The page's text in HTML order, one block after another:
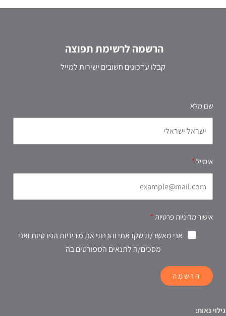
הרשמה לרשימת תפוצה
קבלו עדכונים חשובים ישירות למייל
שם מלא
אימייל
אישור מדיניות פרטיות
אני מאשר/ת שקראתי והבנתי את מדיניות הפרטיות ואני
מסכים/ה לתנאים המפורטים בה
הרשמה
גילוי נאות: